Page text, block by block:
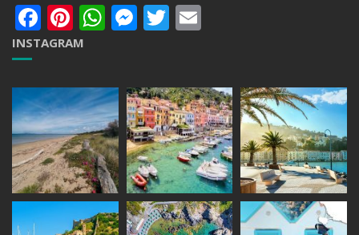
Facebook
Pinterest
WhatsApp
Messenger
Twitter
INSTAGRAM